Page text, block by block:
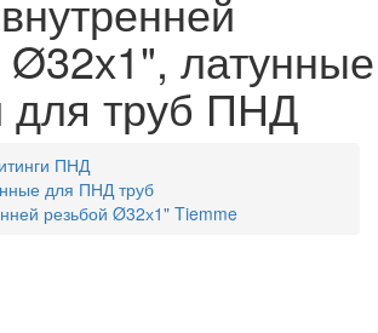
Ø32х1", латунные
для труб ПНД
ПНД
для ПНД труб
резьбой Ø32х1" Tiemme